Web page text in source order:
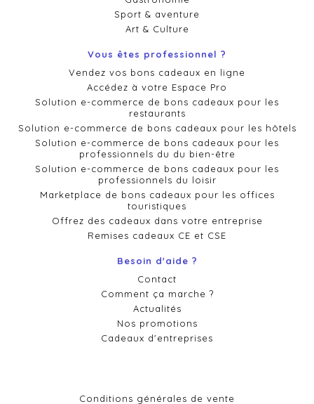
Sport & aventure
Art & Culture
Vous êtes professionnel ?
Vendez vos bons cadeaux en ligne
Accédez à votre Espace Pro
Solution e-commerce de bons cadeaux pour les
restaurants
Solution e-commerce de bons cadeaux pour les hôtels
Solution e-commerce de bons cadeaux pour les
professionnels du du bien-être
Solution e-commerce de bons cadeaux pour les
professionnels du loisir
Marketplace de bons cadeaux pour les offices
touristiques
Offrez des cadeaux dans votre entreprise
Remises cadeaux CE et CSE
Besoin d'aide ?
Contact
Comment ça marche ?
Actualités
Nos promotions
Cadeaux d'entreprises
Conditions générales de vente